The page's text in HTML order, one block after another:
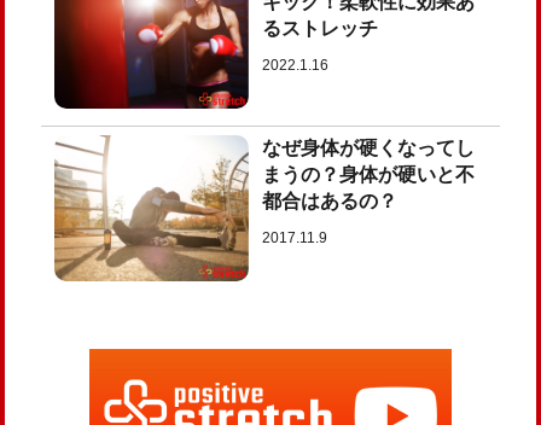
るストレッチ
2022.1.16
なぜ身体が硬くなってし
まうの？身体が硬いと不
都合はあるの？
2017.11.9